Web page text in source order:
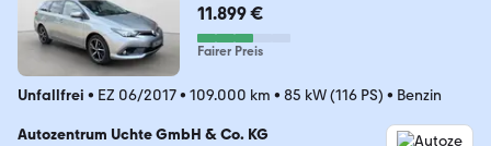
11.899 €
Fairer Preis
Unfallfrei • EZ 06/2017• 109.000 km • 85 kW (116 PS) • Benzin
Autozentrum Uchte GmbH & Co. KG